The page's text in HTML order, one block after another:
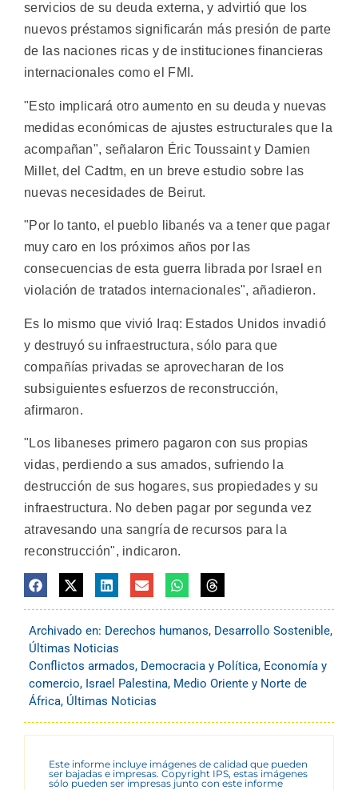
servicios de su deuda externa, y advirtió que los
nuevos préstamos significarán más presión de parte
de las naciones ricas y de instituciones financieras
internacionales como el FMI.
"Esto implicará otro aumento en su deuda y nuevas
medidas económicas de ajustes estructurales que la
acompañan", señalaron Éric Toussaint y Damien
Millet, del Cadtm, en un breve estudio sobre las
nuevas necesidades de Beirut.
"Por lo tanto, el pueblo libanés va a tener que pagar
muy caro en los próximos años por las
consecuencias de esta guerra librada por Israel en
violación de tratados internacionales", añadieron.
Es lo mismo que vivió Iraq: Estados Unidos invadió
y destruyó su infraestructura, sólo para que
compañías privadas se aprovecharan de los
subsiguientes esfuerzos de reconstrucción,
afirmaron.
"Los libaneses primero pagaron con sus propias
vidas, perdiendo a sus amados, sufriendo la
destrucción de sus hogares, sus propiedades y su
infraestructura. No deben pagar por segunda vez
atravesando una sangría de recursos para la
reconstrucción", indicaron.
Archivado en: Derechos humanos, Desarrollo Sostenible,
Últimas Noticias
Conflictos armados, Democracia y Política, Economía y
comercio, Israel Palestina, Medio Oriente y Norte de
África, Últimas Noticias
Este informe incluye imágenes de calidad que pueden
ser bajadas e impresas. Copyright IPS, estas imágenes
sólo pueden ser impresas junto con este informe